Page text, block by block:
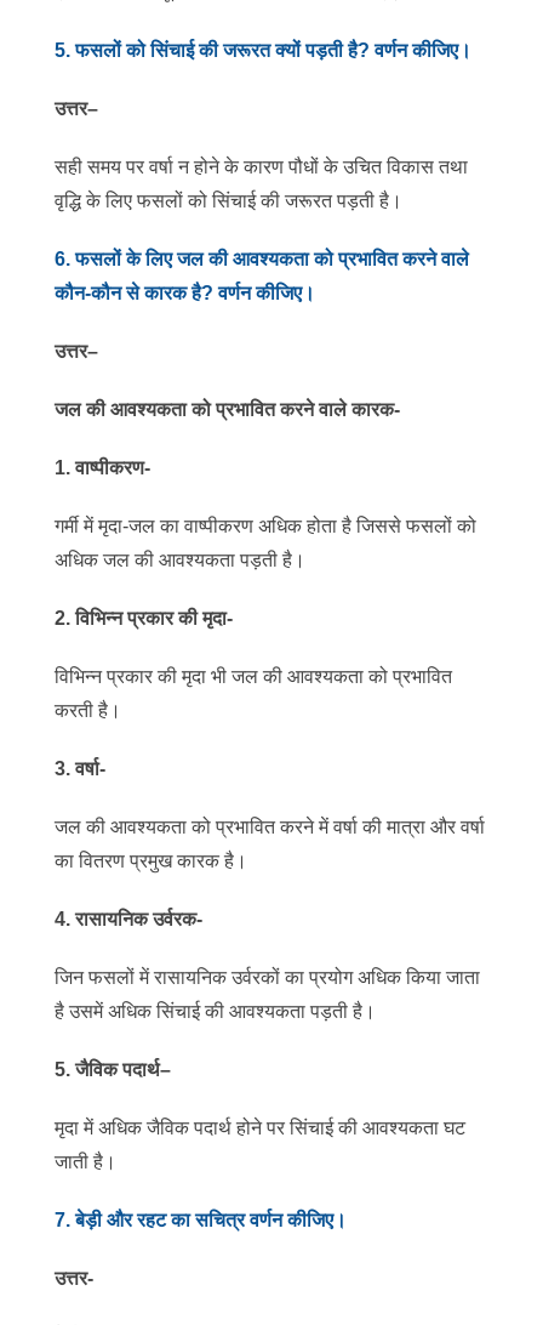
5.फसलों को सिंचाई की जरूरत क्यों पड़ती है? वर्णन कीजिए।
उत्तर–
सही समय पर वर्षा न होने के कारण पौधों के उचित विकास तथा
वृद्धि के लिए फसलों को सिंचाई की जरूरत पड़ती है।
6.फसलों के लिए जल की आवश्यकता को प्रभावित करने वाले
कौन-कौन से कारक है? वर्णन कीजिए।
उत्तर–
जल की आवश्यकता को प्रभावित करने वाले कारक-
1. वाष्पीकरण-
गर्मी में मृदा-जल का वाष्पीकरण अधिक होता है जिससे फसलों को
अधिक जल की आवश्यकता पड़ती है।
2. विभिन्न प्रकार की मृदा-
विभिन्न प्रकार की मृदा भी जल की आवश्यकता को प्रभावित
करती है।
3. वर्षा-
जल की आवश्यकता को प्रभावित करने में वर्षा की मात्रा और वर्षा
का वितरण प्रमुख कारक है।
4. रासायनिक उर्वरक-
जिन फसलों में रासायनिक उर्वरकों का प्रयोग अधिक किया जाता
है उसमें अधिक सिंचाई की आवश्यकता पड़ती है।
5. जैविक पदार्थ–
मृदा में अधिक जैविक पदार्थ होने पर सिंचाई की आवश्यकता घट
जाती है।
7.बेड़ी और रहट का सचित्र वर्णन कीजिए।
उत्तर-